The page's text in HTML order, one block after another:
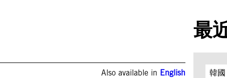
Also available in English
最
韓